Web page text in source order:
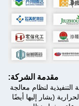
مقدمة الشركة:
التنفيذية لنظام معالجة
(يشار إليها أيضًا